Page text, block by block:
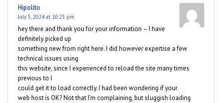
Hipolito
July 5, 2024 at 10:25 pm
hey there and thank you for your information – I have
definitely picked up
something new from right here. I did however expertise a few
technical issues using
this website, since I experienced to reload the site many times
previous to I
could get it to load correctly. I had been wondering if your
web host is OK? Not that I’m complaining, but sluggish loading